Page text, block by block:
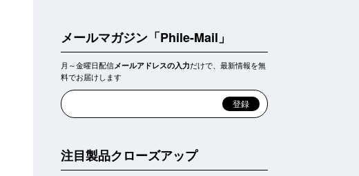
メールマガジン「Phile-Mail」
月～金曜日配信メールアドレスの入力だけで、最新情報を無
料でお届けします
注目製品クローズアップ